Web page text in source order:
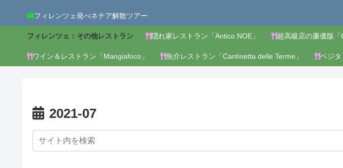
フィレンツェ発べネチア解散ツアー
フィレンツェ：その他レストラン 隠れ家レストラン「Antico NOE」 超高級店の廉価版「
ワイン＆レストラン「Mangiafoco」 魚介レストラン「Cantinetta delle Terme」 ベジタ
2021-07